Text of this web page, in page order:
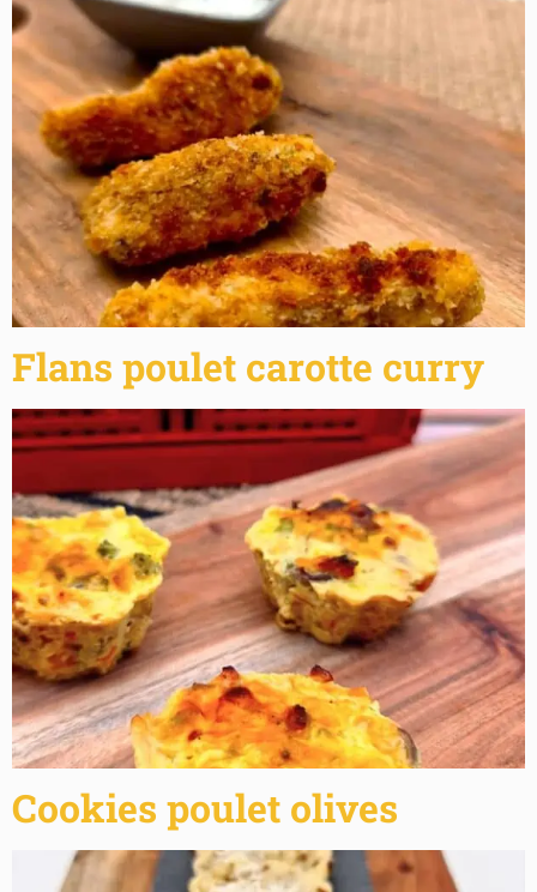
Flans poulet carotte curry
Cookies poulet olives